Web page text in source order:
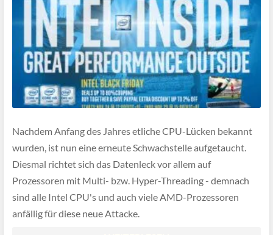
Nachdem Anfang des Jahres etliche CPU-Lücken bekannt
wurden, ist nun eine erneute Schwachstelle aufgetaucht.
Diesmal richtet sich das Datenleck vor allem auf
Prozessoren mit Multi- bzw. Hyper-Threading - demnach
sind alle Intel CPU's und auch viele AMD-Prozessoren
anfällig für diese neue Attacke.